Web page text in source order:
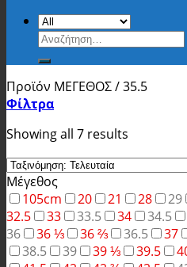
Αναζήτηση
για:
Προϊόν ΜΕΓΕΘΟΣ/35.5
Φίλτρα
Showing all 7 results
Μέγεθος
105cm
20 21 28 29
32.5
33 33.5 34 34.5
36
36 ⅓ 36 ⅔ 36.5 37
38.5
39 39 ⅓ 39.5